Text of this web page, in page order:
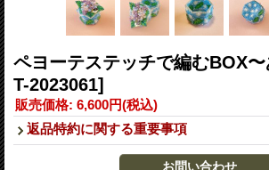
ペヨーテステッチで編むBOX
T-2023061]
販売価格: 6,600円(税込)
返品特約に関する重要事項